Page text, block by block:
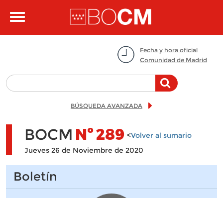
Toggle
Fecha y hora oficial
Comunidad de Madrid
BÚSQUEDA AVANZADA
BOCM Nº289 <Volver al sumario
Jueves 26 de Noviembre de 2020
Boletín